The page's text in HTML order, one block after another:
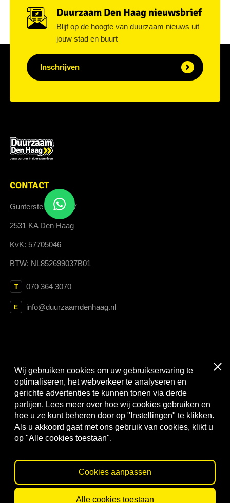
Duurzaam Den Haag nieuwsbrief
Blijf op de hoogte van duurzaam nieuws uit
jouw stad en buurt
Inschrijven
CONTACT
Guntersteinweg 377
2531 KA Den Haag
KvK: 57705046
BTW: NL852699037B01
T 070 364 3070
E info@duurzaamdenhaag.nl
Met dank aan:
© Duurzaam Den Haag Privacy statement Cookies
Wij gebruiken cookies om uw gebruikservaring te
optimaliseren, het webverkeer te analyseren en
gerichte advertenties te kunnen tonen via derde
partijen. Lees meer over hoe wij cookies gebruiken en
hoe u ze kunt beheren door op "Instellingen" te klikken.
Als u akkoord gaat met ons gebruik van cookies, klikt u
op "Alle cookies toestaan".
Cookies aanpassen
Alle cookies toestaan